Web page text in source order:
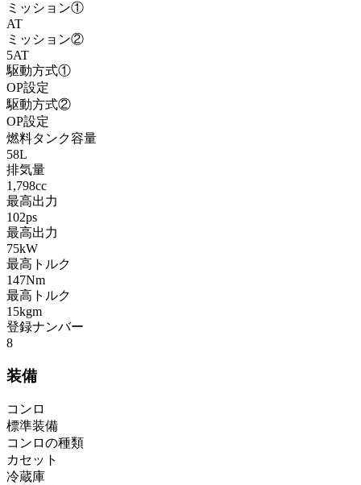
ミッション①
AT
ミッション②
5AT
駆動方式①
OP設定
駆動方式②
OP設定
燃料タンク容量
58L
排気量
1,798cc
最高出力
102ps
最高出力
75kW
最高トルク
147Nm
最高トルク
15kgm
登録ナンバー
8
装備
コンロ
標準装備
コンロの種類
カセット
冷蔵庫